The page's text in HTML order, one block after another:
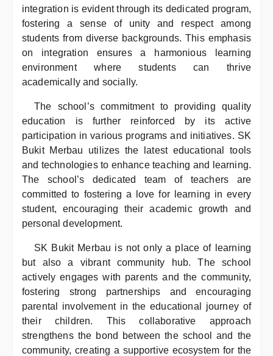
integration is evident through its dedicated program,
fostering a sense of unity and respect among
students from diverse backgrounds. This emphasis
on integration ensures a harmonious learning
environment where students can thrive
academically and socially.
The school’s commitment to providing quality
education is further reinforced by its active
participation in various programs and initiatives. SK
Bukit Merbau utilizes the latest educational tools
and technologies to enhance teaching and learning.
The school’s dedicated team of teachers are
committed to fostering a love for learning in every
student, encouraging their academic growth and
personal development.
SK Bukit Merbau is not only a place of learning
but also a vibrant community hub. The school
actively engages with parents and the community,
fostering strong partnerships and encouraging
parental involvement in the educational journey of
their children. This collaborative approach
strengthens the bond between the school and the
community, creating a supportive ecosystem for the